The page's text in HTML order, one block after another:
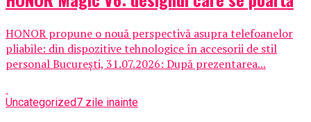
HONOR propune o nouă perspectivă asupra telefoanelor
pliabile: din dispozitive tehnologice în accesorii de stil
personal București, 31.07.2026: După prezentarea...
Uncategorized7 zile inainte